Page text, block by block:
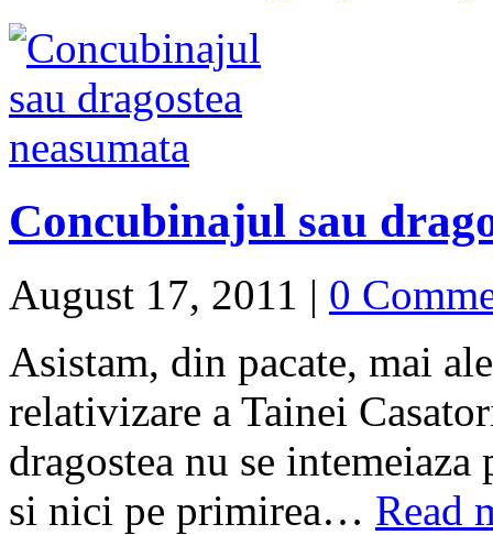
Concubinajul sau
August 17, 2011 | 0
Asistam, din pacate, mai
relativizare a Tainei
dragostea nu se
si nici pe primirea… Read